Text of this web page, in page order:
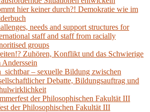
hier keiner durch?! Demokratie wie im
needs and support structures for
staff and staff from racially
groups
Zuhören, Konflikt und das Schwierige
Anderssein
– sexuelle Bildung zwischen
Debatte, Bildungsauftrag und
der Philosophischen Fakultät III
der Philosophischen Fakultät III